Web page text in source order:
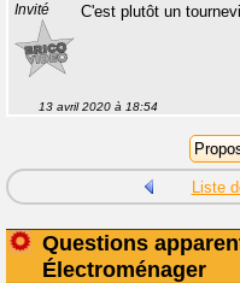
Invité C'est plutôt un
13 avril 2020 à 18:54
Liste
Questions
Électroménager